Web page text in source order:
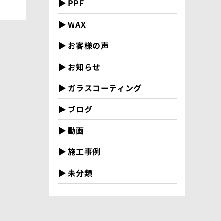
PPF
WAX
お客様の声
お知らせ
ガラスコーティング
ブログ
動画
施工事例
未分類